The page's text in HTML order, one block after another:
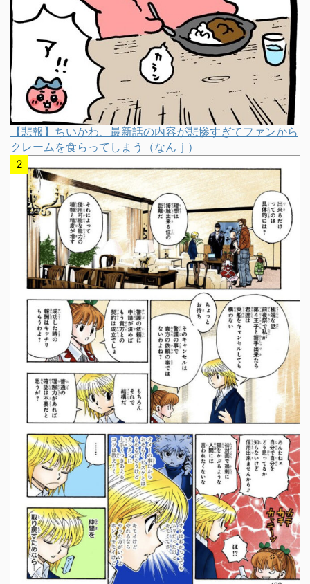
【悲報】ちいかわ、最新話の内容が悲惨すぎてファンから
クレームを食らってしまう（なんｊ）